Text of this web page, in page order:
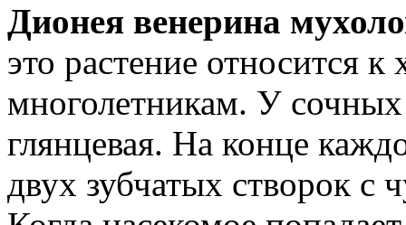
Дионея венерина
это растение относится
многолетникам. У сочных
глянцевая. На конце
двух зубчатых створок с